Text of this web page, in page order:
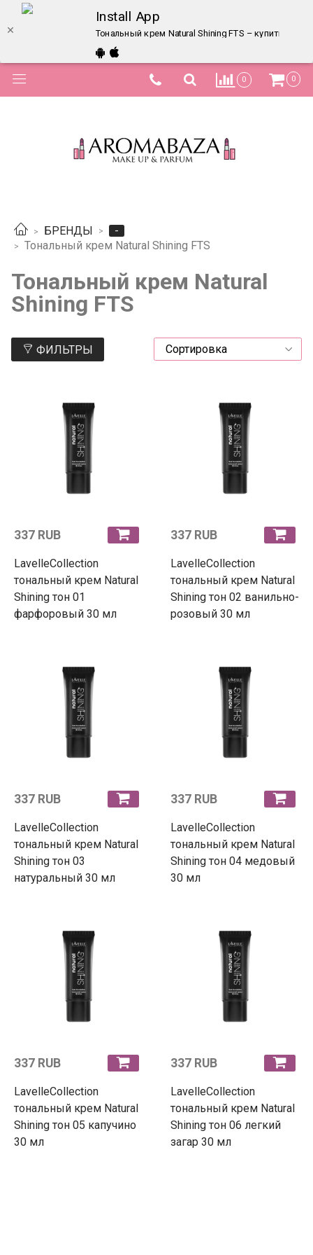
Install App
Тональный крем Natural Shining FTS – купить в
0 0
БРЕНДЫ
-
Тональный крем Natural Shining FTS
Тональный крем Natural
Shining FTS
ФИЛЬТРЫ
337 RUB
LavelleCollection
тональный крем Natural
Shining тон 01
фарфоровый 30 мл
337 RUB
LavelleCollection
тональный крем Natural
Shining тон 02 ванильно-
розовый 30 мл
337 RUB
LavelleCollection
тональный крем Natural
Shining тон 03
натуральный 30 мл
337 RUB
LavelleCollection
тональный крем Natural
Shining тон 04 медовый
30 мл
337 RUB
LavelleCollection
тональный крем Natural
Shining тон 05 капучино
30 мл
337 RUB
LavelleCollection
тональный крем Natural
Shining тон 06 легкий
загар 30 мл